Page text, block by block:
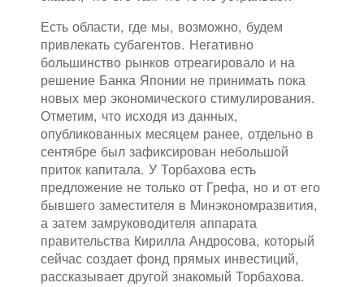
Есть области, где мы, возможно, будем
привлекать субагентов. Негативно
большинство рынков отреагировало и на
решение Банка Японии не принимать пока
новых мер экономического стимулирования.
Отметим, что исходя из данных,
опубликованных месяцем ранее, отдельно в
сентябре был зафиксирован небольшой
приток капитала. У Торбахова есть
предложение не только от Грефа, но и от его
бывшего заместителя в Минэкономразвития,
а затем замруководителя аппарата
правительства Кирилла Андросова, который
сейчас создает фонд прямых инвестиций,
рассказывает другой знакомый Торбахова.